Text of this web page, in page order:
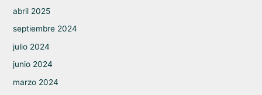
abril 2025
septiembre 2024
julio 2024
junio 2024
marzo 2024